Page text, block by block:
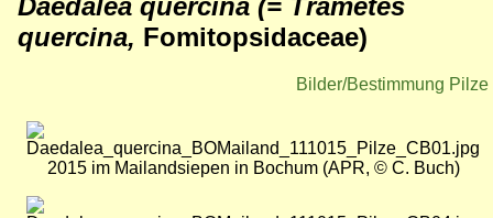
Daedalea quercina (= Trametes
quercina, Fomitopsidaceae)
Bilder/Bestimmung Pilze
Bild
2015 im Mailandsiepen in Bochum (APR, © C. Buch)
Bild